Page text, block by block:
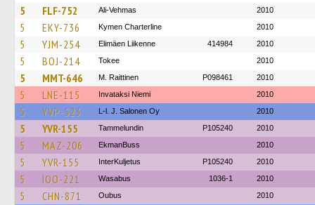
5 FLF-752 Ali-Vehmas 2010
5 EKY-736 Kymen Charterline 2010
5 YJM-254 Elimäen Liikenne 414984 2010
5 BOJ-214 Tokee 2010
5 MMT-646 M. Raittinen P098461 2010
5 LNE-115 Invataksi Niemi 2010
5 YVP-523 L-l. J. Salonen Oy 2010
5 YVR-155 Tammelundin P105240 2010
5 MAZ-206 EkmanBuss 2010
5 YVR-155 InterKuljetus P105240 2010
5 IOO-221 Wasabus 1036-1 2010
5 CHN-871 Oubus 2010